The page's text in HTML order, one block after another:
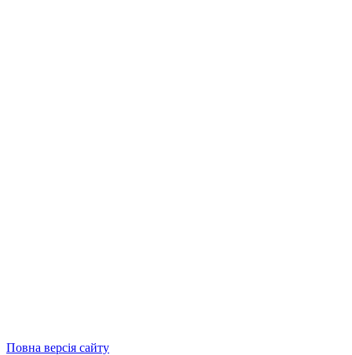
Повна версія сайту